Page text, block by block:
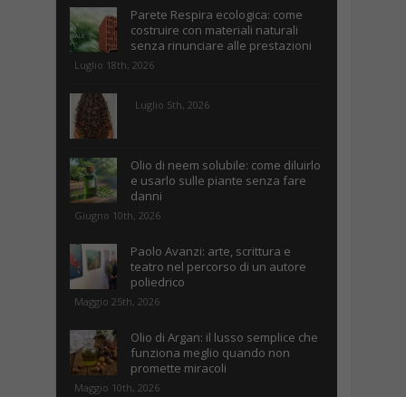
Parete Respira ecologica: come
costruire con materiali naturali
senza rinunciare alle prestazioni
Luglio 18th, 2026
Luglio 5th, 2026
Olio di neem solubile: come diluirlo
e usarlo sulle piante senza fare
danni
Giugno 10th, 2026
Paolo Avanzi: arte, scrittura e
teatro nel percorso di un autore
poliedrico
Maggio 25th, 2026
Olio di Argan: il lusso semplice che
funziona meglio quando non
promette miracoli
Maggio 10th, 2026